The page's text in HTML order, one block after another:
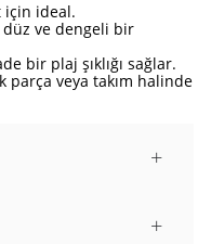
için ideal.
düz ve dengeli bir
bir plaj şıklığı sağlar.
parça veya takım halinde